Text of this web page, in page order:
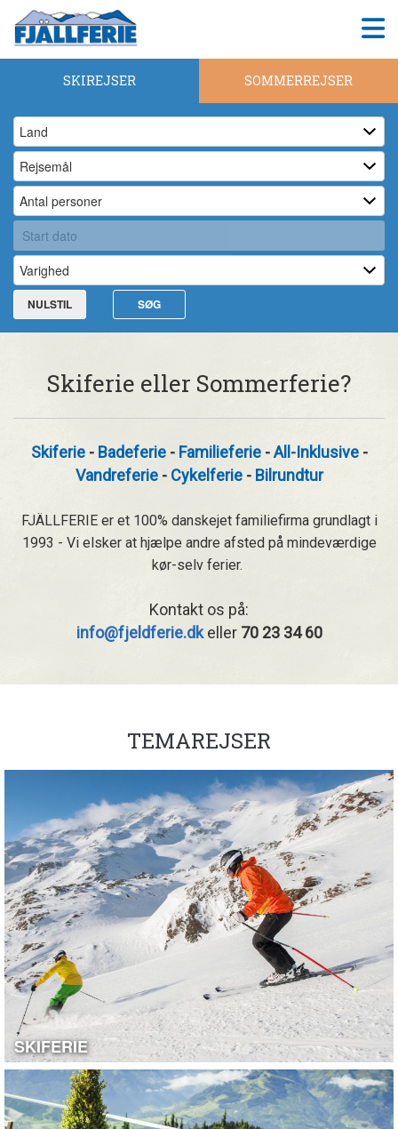
SKIREJSER SOMMERREJSER
NULSTIL SØG
Skiferie eller Sommerferie?
Skiferie- Badeferie- Familieferie-All-Inklusive-
Vandreferie- Cykelferie- Bilrundtur
FJÄLLFERIE er et 100% danskejet familiefirma grundlagt i
1993 - Vi elsker at hjælpe andre afsted på mindeværdige
kør-selv ferier.
Kontakt os på:
info@fjeldferie.dk eller 70 23 34 60
TEMAREJSER
SKIFERIE